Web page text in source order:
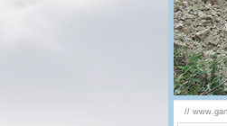
//